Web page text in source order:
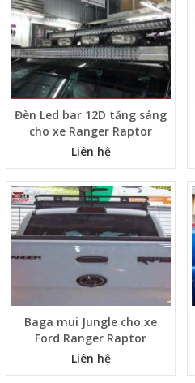
Đèn Led bar 12D tăng sáng
cho xe Ranger Raptor
Liên hệ
Baga mui Jungle cho xe
Ford Ranger Raptor
Liên hệ